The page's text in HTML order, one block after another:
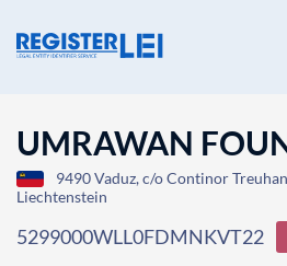
UMRAWAN
9490 Vaduz, c/o Continor
Liechtenstein
5299000WLL0FDMNKVT22